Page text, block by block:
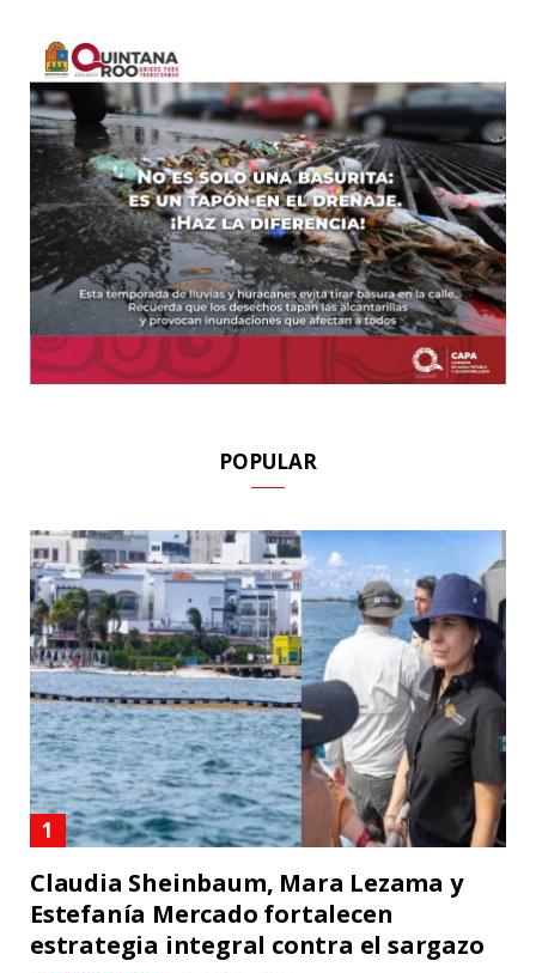
POPULAR
Claudia Sheinbaum, Mara Lezama y
Estefanía Mercado fortalecen
estrategia integral contra el sargazo